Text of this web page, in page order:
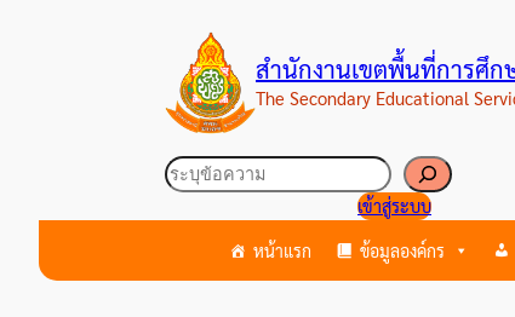
สำนักงานเขตพื้นที่การศึ
The Secondary Educational
ค้นหา
เข้าสู่ระบบ
หน้าแรก ข้อมูลองค์กร